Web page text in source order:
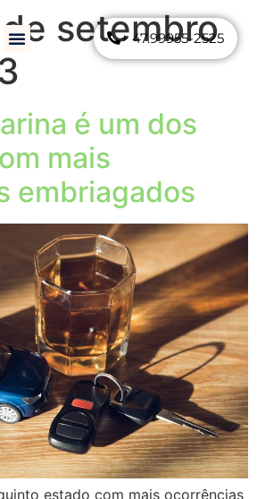
+ 47.99955-2525
setembro
é um dos
mais
embriagados
estado com mais ocorrências